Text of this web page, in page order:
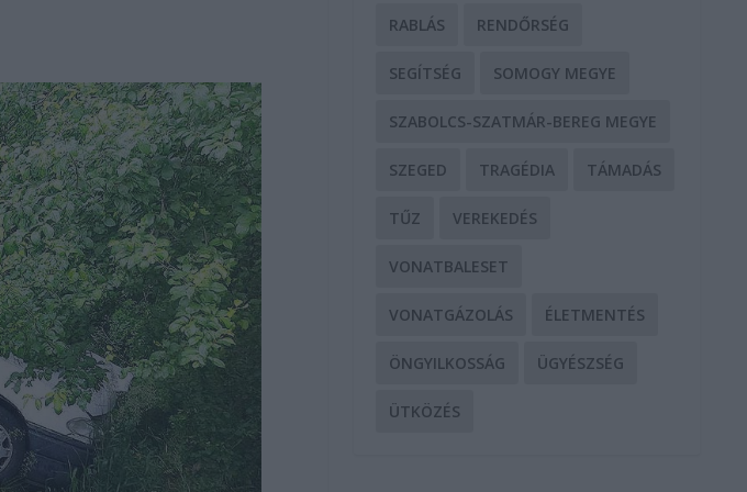
RABLÁS RENDŐRSÉG
SEGÍTSÉG SOMOGY MEGYE
SZABOLCS-SZATMÁR-BEREG MEGYE
SZEGED TRAGÉDIA TÁMADÁS
TŰZ VEREKEDÉS
VONATBALESET
VONATGÁZOLÁS ÉLETMENTÉS
ÖNGYILKOSSÁG ÜGYÉSZSÉG
ÜTKÖZÉS